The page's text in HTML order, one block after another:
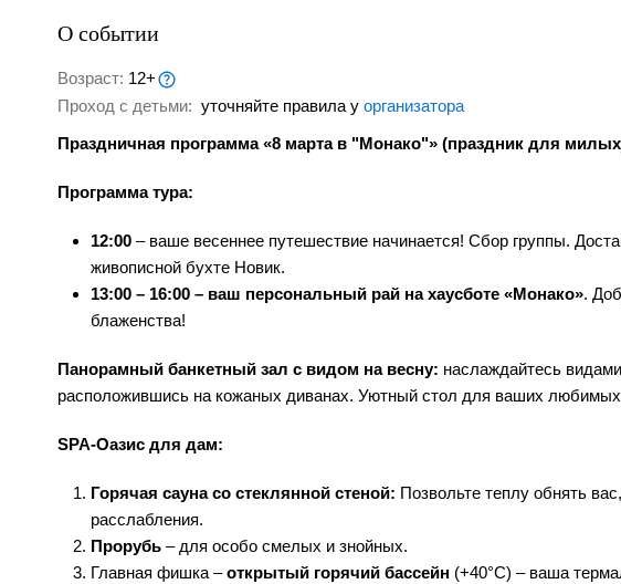
О событии
Возраст: 12+
Проход с детьми: уточняйте правила у организатора
Праздничная программа «8 марта в "Монако"» (праздник для
Программа тура:
12:00 – ваше весеннее путешествие начинается! Сбор группы.
живописной бухте Новик.
13:00 – 16:00 – ваш персональный рай на хаусботе «Монако».
блаженства!
Панорамный банкетный зал с видом на весну: наслаждайтесь
расположившись на кожаных диванах. Уютный стол для ваших любимых
SPA-Оазис для дам:
Горячая сауна со стеклянной стеной: Позвольте теплу обнять
расслабления.
Прорубь – для особо смелых и знойных.
Главная фишка –открытый горячий бассейн (+40°C) – ваша